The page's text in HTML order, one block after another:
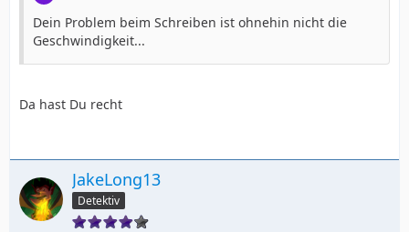
Dein Problem beim Schreiben ist ohnehin nicht die
Geschwindigkeit...
Da hast Du recht
JakeLong13
Detektiv